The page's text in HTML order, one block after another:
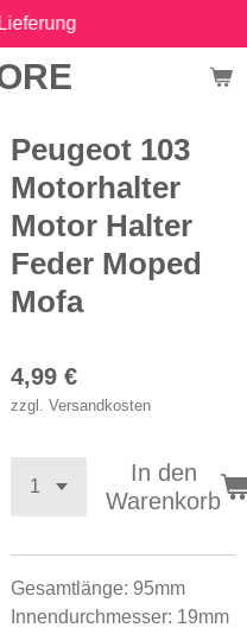
Peugeot 103
Motorhalter
Motor Halter
Feder Moped
Mofa
4,99 €
zzgl. Versandkosten
In den
Warenkorb
Gesamtlänge: 95mm
Innendurchmesser: 19mm